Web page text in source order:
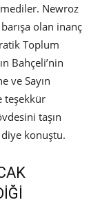
Newroz
olan inanç
Toplum
Bahçeli’nin
ve Sayın
teşekkür
taşın
konuştu.